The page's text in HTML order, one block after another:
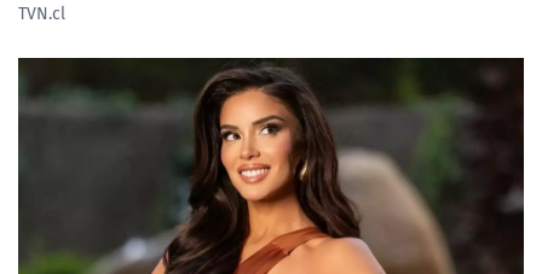
TELESERIES
ACTUALIDAD Y TENDENCIAS
TVN.cl